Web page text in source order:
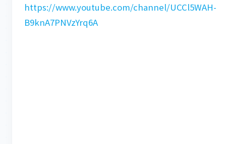
https://www.youtube.com/channel/UCCl5WAH-
B9knA7PNVzYrq6A